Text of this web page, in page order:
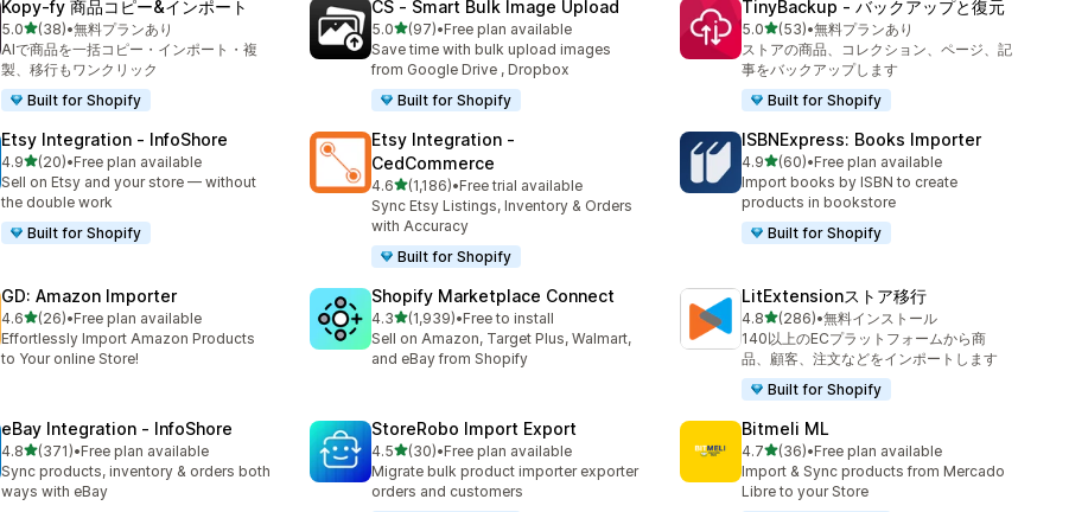
Kopy‑fy 商品コピー&インポート
5.05つ星中
(38)
合計レビュー数：38件
•無料プランあり
AIで商品を一括コピー・インポート・複
製、移行もワンクリック
Built for Shopify
CS ‑ Smart Bulk Image Upload
5.05つ星中
(97)
合計レビュー数：97件
•Free plan available
Save time with bulk upload images
from Google Drive , Dropbox
Built for Shopify
TinyBackup ‑ バックアップと復元
5.05つ星中
(53)
合計レビュー数：53件
•無料プランあり
ストアの商品、コレクション、ページ、記
事をバックアップします
Built for Shopify
Etsy Integration ‑ InfoShore
4.95つ星中
(20)
合計レビュー数：20件
•Free plan available
Sell on Etsy and your store — without
the double work
Built for Shopify
Etsy Integration ‑
CedCommerce
4.65つ星中
(1,186)
合計レビュー数：1186件
•Free trial available
Sync Etsy Listings, Inventory & Orders
with Accuracy
Built for Shopify
ISBNExpress: Books Importer
4.95つ星中
(60)
合計レビュー数：60件
•Free plan available
Import books by ISBN to create
products in bookstore
Built for Shopify
GD: Amazon Importer
4.65つ星中
(26)
合計レビュー数：26件
•Free plan available
Effortlessly Import Amazon Products
to Your online Store!
Shopify Marketplace Connect
4.35つ星中
(1,939)
合計レビュー数：1939件
•Free to install
Sell on Amazon, Target Plus, Walmart,
and eBay from Shopify
LitExtensionストア移行
4.85つ星中
(286)
合計レビュー数：286件
•無料インストール
140以上のECプラットフォームから商
品、顧客、注文などをインポートします
Built for Shopify
eBay Integration ‑ InfoShore
4.85つ星中
(371)
合計レビュー数：371件
•Free plan available
Sync products, inventory & orders both
ways with eBay
StoreRobo Import Export
4.55つ星中
(30)
合計レビュー数：30件
•Free plan available
Migrate bulk product importer exporter
orders and customers
Bitmeli ML
4.75つ星中
(36)
合計レビュー数：36件
•Free plan available
Import & Sync products from Mercado
Libre to your Store